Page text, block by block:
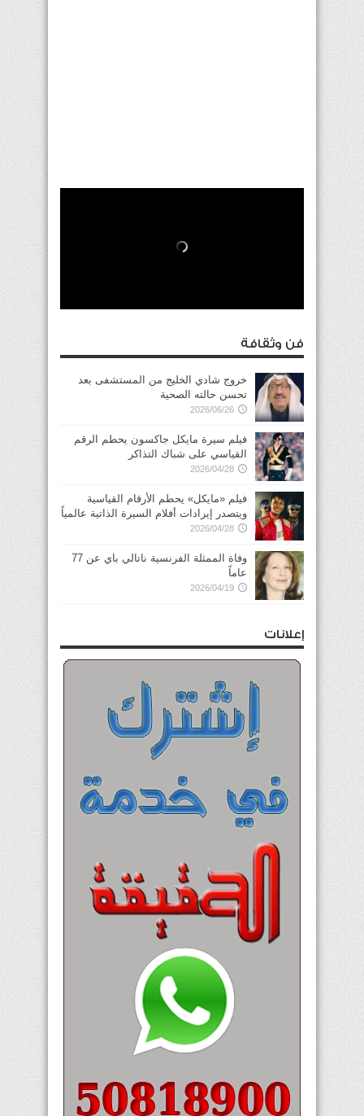
فن وثقافة
خروج شادي الخليج من المستشفى بعد
تحسن حالته الصحية
2026/06/26
فيلم سيرة مايكل جاكسون يحطم الرقم
القياسي على شباك التذاكر
2026/04/28
فيلم «مايكل» يحطم الأرقام القياسية
ويتصدر إيرادات أفلام السيرة الذاتية عالمياً
2026/04/28
وفاة الممثلة الفرنسية ناتالي باي عن 77
عاماً
2026/04/19
إعلانات